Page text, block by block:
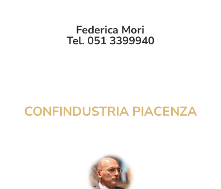
Federica Mori
Tel. 051 3399940
CONFINDUSTRIA PIACENZA